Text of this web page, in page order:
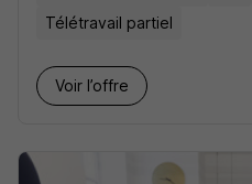
Télétravail partiel
Voir l’offre